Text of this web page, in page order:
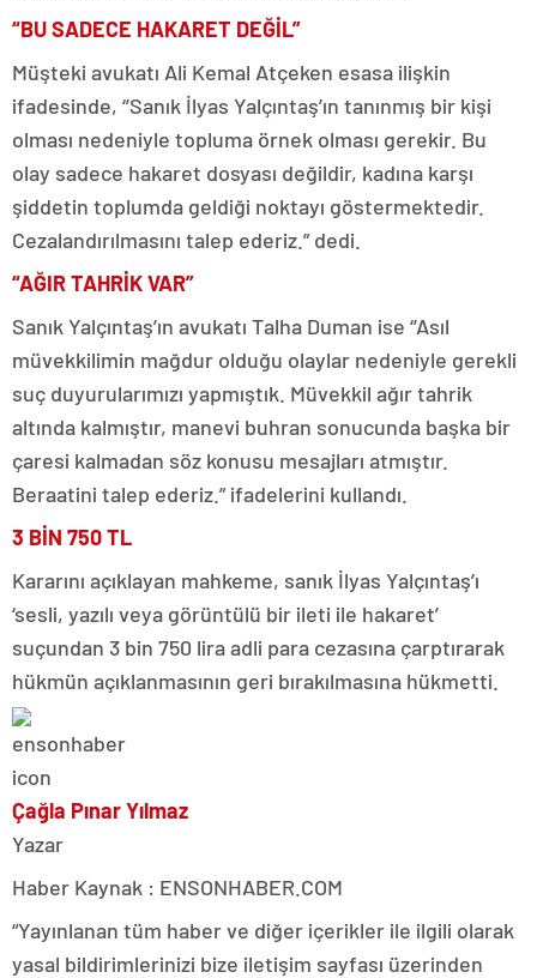
“BU SADECE HAKARET DEĞİL”
Müşteki avukatı Ali Kemal Atçeken esasa ilişkin
ifadesinde, ‘’Sanık İlyas Yalçıntaş’ın tanınmış bir kişi
olması nedeniyle topluma örnek olması gerekir. Bu
olay sadece hakaret dosyası değildir, kadına karşı
şiddetin toplumda geldiği noktayı göstermektedir.
Cezalandırılmasını talep ederiz.” dedi.
“AĞIR TAHRİK VAR”
Sanık Yalçıntaş’ın avukatı Talha Duman ise ‘’Asıl
müvekkilimin mağdur olduğu olaylar nedeniyle gerekli
suç duyurularımızı yapmıştık. Müvekkil ağır tahrik
altında kalmıştır, manevi buhran sonucunda başka bir
çaresi kalmadan söz konusu mesajları atmıştır.
Beraatini talep ederiz.” ifadelerini kullandı.
3 BİN 750 TL
Kararını açıklayan mahkeme, sanık İlyas Yalçıntaş’ı
‘sesli, yazılı veya görüntülü bir ileti ile hakaret’
suçundan 3 bin 750 lira adli para cezasına çarptırarak
hükmün açıklanmasının geri bırakılmasına hükmetti.
Çağla Pınar Yılmaz
Yazar
Haber Kaynak : ENSONHABER.COM
“Yayınlanan tüm haber ve diğer içerikler ile ilgili olarak
yasal bildirimlerinizi bize iletişim sayfası üzerinden